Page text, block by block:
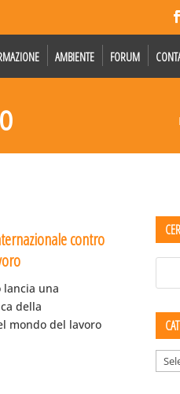
AMBIENTE FORUM
contro
lancia una
della
mondo del lavoro